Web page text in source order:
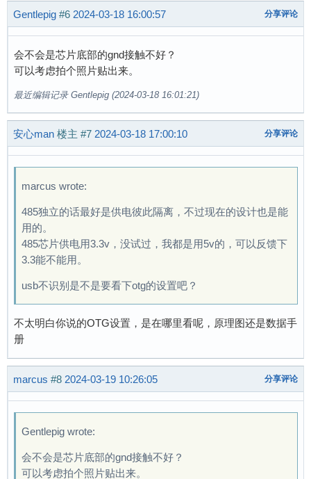
Gentlepig #6 2024-03-18 16:00:57 分享评论
会不会是芯片底部的gnd接触不好？
可以考虑拍个照片贴出来。
最近编辑记录 Gentlepig (2024-03-18 16:01:21)
安心man 楼主 #7 2024-03-18 17:00:10 分享评论
marcus wrote:
485独立的话最好是供电彼此隔离，不过现在的设计也是能
用的。
485芯片供电用3.3v，没试过，我都是用5v的，可以反馈下
3.3能不能用。
usb不识别是不是要看下otg的设置吧？
不太明白你说的OTG设置，是在哪里看呢，原理图还是数据手
册
marcus #8 2024-03-19 10:26:05 分享评论
Gentlepig wrote:
会不会是芯片底部的gnd接触不好？
可以考虑拍个照片贴出来。